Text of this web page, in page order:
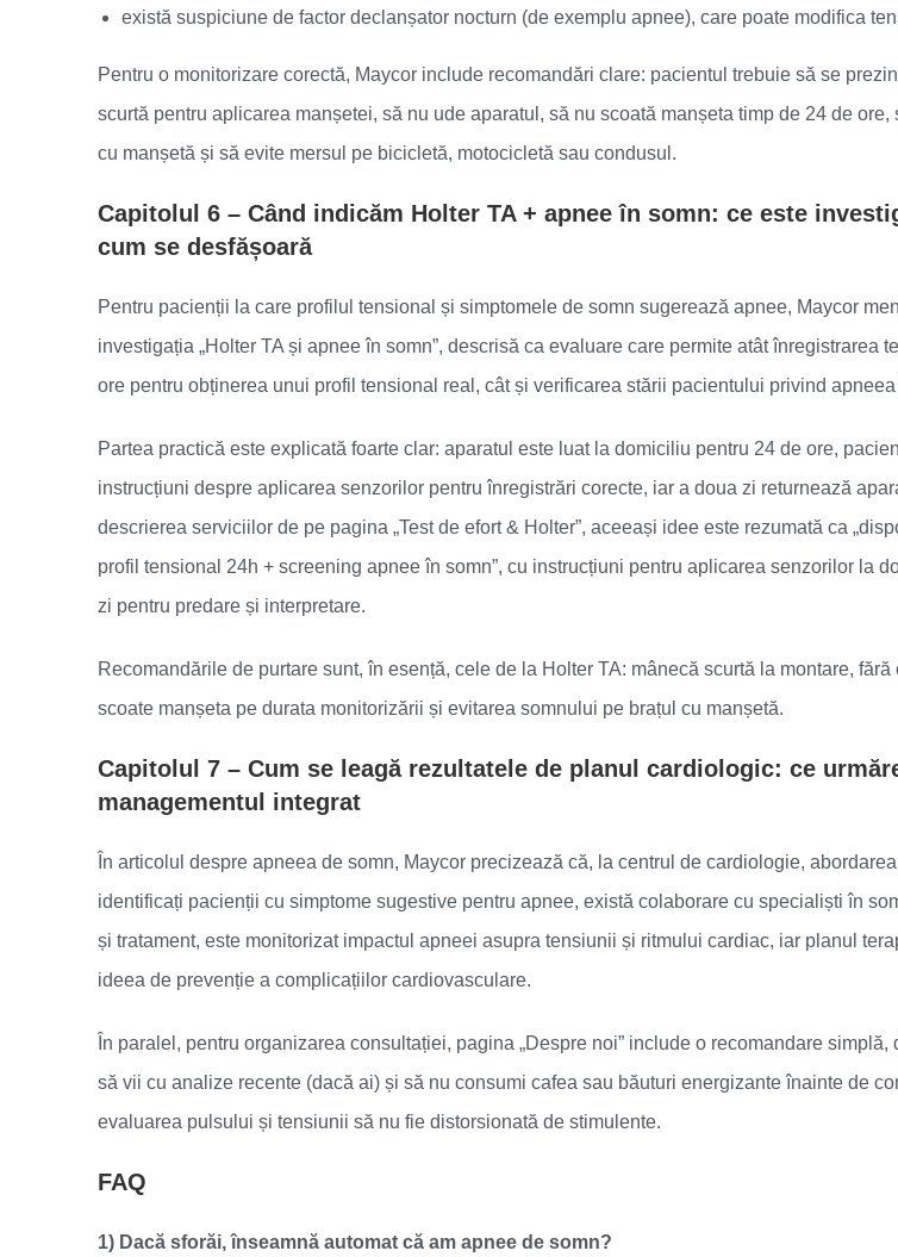
există suspiciune de factor declanșator nocturn (de exemplu apnee), care poate modifica
Pentru o monitorizare corectă, Maycor include recomandări clare: pacientul trebuie să se
scurtă pentru aplicarea manșetei, să nu ude aparatul, să nu scoată manșeta timp de 24 de ore,
cu manșetă și să evite mersul pe bicicletă, motocicletă sau condusul.
Capitolul 6 – Când indicăm Holter TA + apnee în somn: ce este
cum se desfășoară
Pentru pacienții la care profilul tensional și simptomele de somn sugerează apnee, Maycor
investigația „Holter TA și apnee în somn”, descrisă ca evaluare care permite atât înregistrarea
ore pentru obținerea unui profil tensional real, cât și verificarea stării pacientului privind
Partea practică este explicată foarte clar: aparatul este luat la domiciliu pentru 24 de ore,
instrucțiuni despre aplicarea senzorilor pentru înregistrări corecte, iar a doua zi returnează
descrierea serviciilor de pe pagina „Test de efort & Holter”, aceeași idee este rezumată ca
profil tensional 24h + screening apnee în somn”, cu instrucțiuni pentru aplicarea senzorilor la
zi pentru predare și interpretare.
Recomandările de purtare sunt, în esență, cele de la Holter TA: mânecă scurtă la montare, fără
scoate manșeta pe durata monitorizării și evitarea somnului pe brațul cu manșetă.
Capitolul 7 – Cum se leagă rezultatele de planul cardiologic: ce
managementul integrat
În articolul despre apneea de somn, Maycor precizează că, la centrul de cardiologie,
identificați pacienții cu simptome sugestive pentru apnee, există colaborare cu specialiști în
și tratament, este monitorizat impactul apneei asupra tensiunii și ritmului cardiac, iar planul
ideea de prevenție a complicațiilor cardiovasculare.
În paralel, pentru organizarea consultației, pagina „Despre noi” include o recomandare
să vii cu analize recente (dacă ai) și să nu consumi cafea sau băuturi energizante înainte de
evaluarea pulsului și tensiunii să nu fie distorsionată de stimulente.
FAQ
1) Dacă sforăi, înseamnă automat că am apnee de somn?